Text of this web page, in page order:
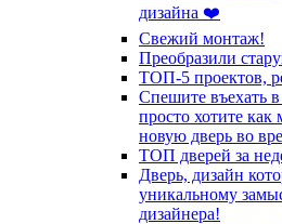
дизайна ❤️
Свежий монтаж!
Преобразили
ТОП-5 проектов,
Спешите въехать
просто хотите как
новую дверь во
ТОП дверей за
Дверь, дизайн
уникальному
дизайнера!